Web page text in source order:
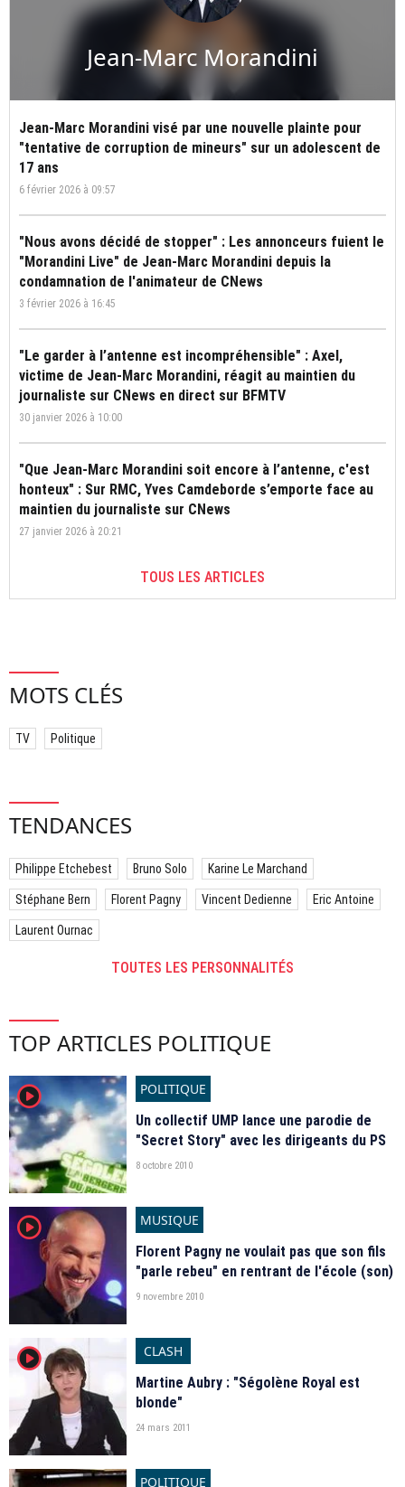
Jean-Marc Morandini
Jean-Marc Morandini visé par une nouvelle plainte pour
"tentative de corruption de mineurs" sur un adolescent de
17 ans
6 février 2026 à 09:57
"Nous avons décidé de stopper" : Les annonceurs fuient le
"Morandini Live" de Jean-Marc Morandini depuis la
condamnation de l'animateur de CNews
3 février 2026 à 16:45
"Le garder à l’antenne est incompréhensible" : Axel,
victime de Jean-Marc Morandini, réagit au maintien du
journaliste sur CNews en direct sur BFMTV
30 janvier 2026 à 10:00
"Que Jean-Marc Morandini soit encore à l’antenne, c'est
honteux" : Sur RMC, Yves Camdeborde s’emporte face au
maintien du journaliste sur CNews
27 janvier 2026 à 20:21
TOUS LES ARTICLES
MOTS CLÉS
TV Politique
TENDANCES
Philippe Etchebest Bruno Solo Karine Le Marchand
Stéphane Bern Florent Pagny Vincent Dedienne Eric Antoine
Laurent Ournac
TOUTES LES PERSONNALITÉS
TOP ARTICLES POLITIQUE
player2
POLITIQUE
Un collectif UMP lance une parodie de
"Secret Story" avec les dirigeants du PS
8 octobre 2010
player2
MUSIQUE
Florent Pagny ne voulait pas que son fils
"parle rebeu" en rentrant de l'école (son)
9 novembre 2010
player2
CLASH
Martine Aubry : "Ségolène Royal est
blonde"
24 mars 2011
POLITIQUE